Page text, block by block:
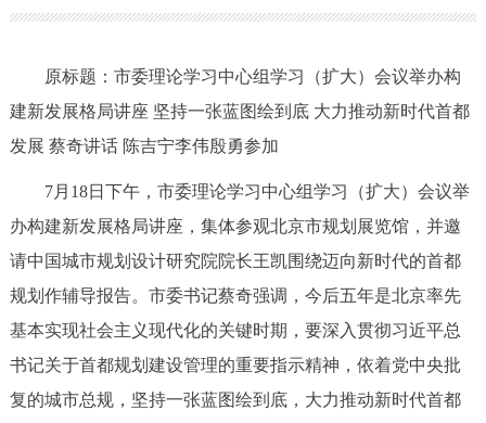
政务公开
市领导 机构职能 政策服务
政策兑现 政策解读
政务服务
原标题：市委理论学习中心组学习（扩大）会议举办构
建新发展格局讲座 坚持一张蓝图绘到底 大力推动新时代首都
发展 蔡奇讲话 陈吉宁李伟殷勇参加
7月18日下午，市委理论学习中心组学习（扩大）会议举
办构建新发展格局讲座，集体参观北京市规划展览馆，并邀
请中国城市规划设计研究院院长王凯围绕迈向新时代的首都
规划作辅导报告。市委书记蔡奇强调，今后五年是北京率先
基本实现社会主义现代化的关键时期，要深入贯彻习近平总
书记关于首都规划建设管理的重要指示精神，依着党中央批
复的城市总规，坚持一张蓝图绘到底，大力推动新时代首都